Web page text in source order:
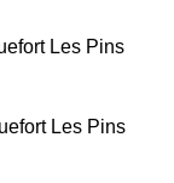
Les Pins
Les Pins